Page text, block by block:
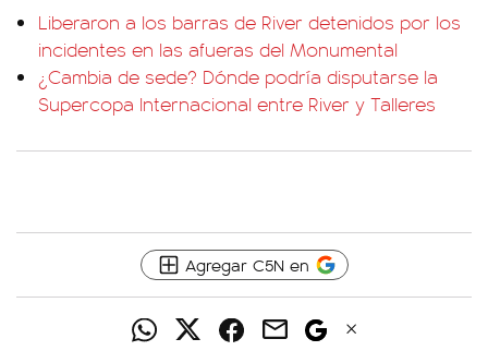
Liberaron a los barras de River detenidos por los
incidentes en las afueras del Monumental
¿Cambia de sede? Dónde podría disputarse la
Supercopa Internacional entre River y Talleres
Agregar C5N en